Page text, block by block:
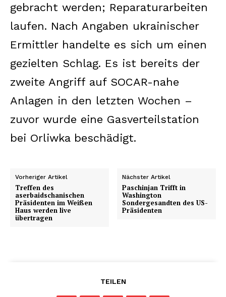
gebracht werden; Reparaturarbeiten
laufen. Nach Angaben ukrainischer
Ermittler handelte es sich um einen
gezielten Schlag. Es ist bereits der
zweite Angriff auf SOCAR-nahe
Anlagen in den letzten Wochen –
zuvor wurde eine Gasverteilstation
bei Orliwka beschädigt.
Vorheriger Artikel
Treffen des
aserbaidschanischen
Präsidenten im Weißen
Haus werden live
übertragen
Nächster Artikel
Paschinjan Trifft in
Washington
Sondergesandten des US-
Präsidenten
TEILEN